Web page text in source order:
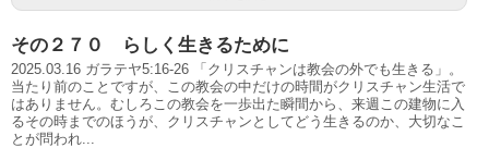
その２７０ らしく生きるために
2025.03.16 ガラテヤ5:16-26 「クリスチャンは教会の外でも生きる」。
当たり前のことですが、この教会の中だけの時間がクリスチャン生活で
はありません。むしろこの教会を一歩出た瞬間から、来週この建物に入
るその時までのほうが、クリスチャンとしてどう生きるのか、大切なこ
とが問われ...